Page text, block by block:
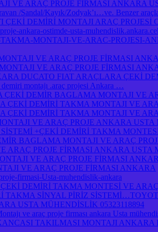
VE ARAÇ PROJE FİRMASI ANKARA
/Sandal/Kayık/Zodyak’ı…ve. Benzer
DEMİRİ MONTAJI ARAÇ PROJESİ
ankara-ostimde-usta-
MONTAJI-VE-ARAC-PROJESI-
VE ARAÇ PROJE FİRMASI
VE ARAÇ PROJE FİRMASI
DUCATO FIAT ARAÇLARA ÇEKİ
montajı .araç projesi Ankara …
DEMİR BAGLAMA MONTAJI VE
ÇEKİ DEMİRİ TAKMA MONTAJI VE
ÇEKİ DEMİRİ TAKMA MONTAJI VE
VE ARAÇ PROJE ANKARA USTA
+ÇEKİ DEMİRİ TAKMA
BAGLAMA MONTAJI VE ARAÇ
ARAÇ PROJE FİRMASI ANKARA USTA
VE ARAÇ PROJE FİRMASI
VE ARAÇ PROJE FİRMASI ANKARA
firmasi-Usta-muhendislik-ankara
DEMİRİ TAKMA MONTESİ VE
TAKMA SİNYAL PİRİZ
USTA MÜHENDİSLİK 05323118894
ve araç proje firması ankara Usta
TAKILMASI MONTAJI ANKARA